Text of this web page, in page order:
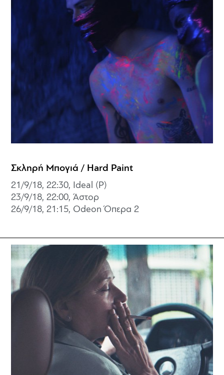
Σκληρή Μπογιά / Hard Paint
21/9/18, 22:30, Ideal (P)
23/9/18, 22:00, Άστορ
26/9/18, 21:15, Odeon Όπερα 2